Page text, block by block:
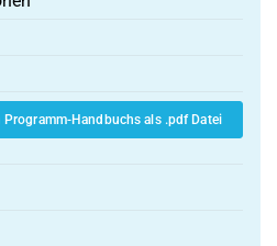
Handbuchs als .pdf Datei